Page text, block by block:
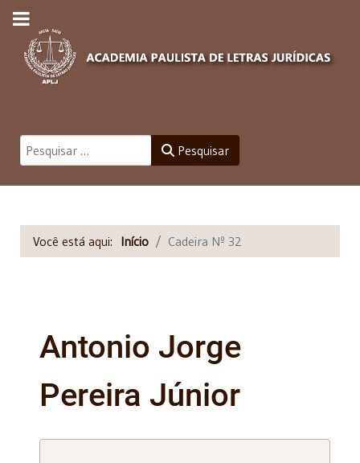
Pesquisar Pesquisar
Você está aqui: Início Cadeira Nº 32
Antonio Jorge
Pereira Júnior